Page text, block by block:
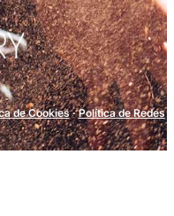
de Cookies·Política de Redes